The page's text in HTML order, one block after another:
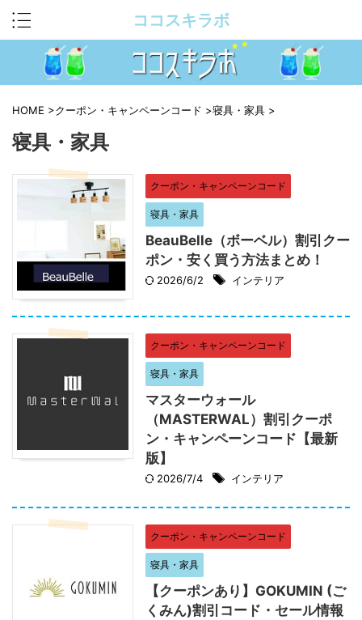
ココスキラボ
HOME >クーポン・キャンペーンコード >寝具・家具 >
寝具・家具
クーポン・キャンペーンコード
寝具・家具
BeauBelle（ボーベル）割引クー
ポン・安く買う方法まとめ！
2026/6/2 インテリア
クーポン・キャンペーンコード
寝具・家具
マスターウォール
（MASTERWAL）割引クーポ
ン・キャンペーンコード【最新
版】
2026/7/4 インテリア
クーポン・キャンペーンコード
寝具・家具
【クーポンあり】GOKUMIN (ご
くみん)割引コード・セール情報